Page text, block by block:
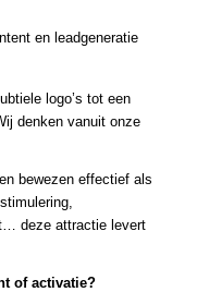
en leadgeneratie
logo’s tot een
denken vanuit onze
bewezen effectief als
deze attractie levert
of activatie?